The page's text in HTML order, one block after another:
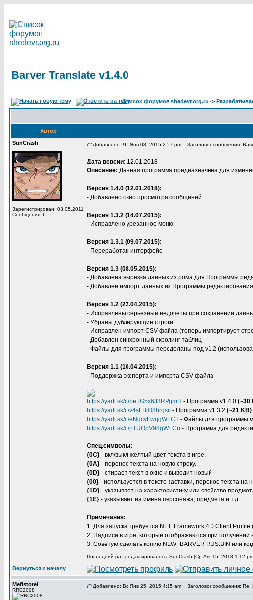
Barver Translate v1.4.0
Список форумов shedevr.org.ru ->
Автор
SunCrash
Зарегистрирован: 03.05.2011
Сообщения: 6
Добавлено: Чт Янв 08, 2015 2:27 pm Заголовок сообщения:
Дата версии: 12.01.2018
Описание: Данная программа предназначена для
Версия 1.4.0 (12.01.2018):
- Добавлено окно просмотра сообщений
Версия 1.3.2 (14.07.2015):
- Исправлено урезанное меню
Версия 1.3.1 (09.07.2015):
- Переработан интерфейс
Версия 1.3 (08.05.2015):
- Добавлена вырезка данных из рома для Программы
- Добавлен импорт данных из Программы
Версия 1.2 (22.04.2015):
- Исправлены серьезные недочеты при сохранении
- Убраны дублирующие строки
- Исправлен импорт CSV-файла (теперь импортирует
- Добавлен синхронный скролинг таблиц
- Файлы для программы переделаны под v1.2
Версия 1.1 (10.04.2015):
- Поддержка экспорта и импорта CSV-файла
https://yadi.sk/d/beTG5x6J3RPgmH - Программа v1.4.0 (~30
https://yadi.sk/d/v4sFBiO8hrgso - Программа v1.3.2 (~21 KB)
https://yadi.sk/d/eNqcyFwqgWECT - Файлы для программы
https://yadi.sk/d/nTUOpV98gWECu - Программа для
Спец.символы:
{0C} - вкл/выкл желтый цвет текста в игре.
{0A} - перенос текста на новую строку.
{0D} - стирает текст в окне и выводит новый
{00} - используется в тексте заставки, перенос текста на
{1D} - указывает на характеристику или свойство
{1E} - указывает на имена персонажа, предмета и т.д.
Примечания:
1. Для запуска требуется NET. Framework 4.0 Client
2. Надписи в игре, которые отображаются при
3. Советую сделать копию NEW_BARVER RUS.BIN или
Последний раз редактировалось: SunCrash (Ср Авг 15, 2018 1:12
Вернуться к началу
Mefistotel
RRC2008
Добавлено: Вс Янв 25, 2015 4:15 am Заголовок сообщения: Re: